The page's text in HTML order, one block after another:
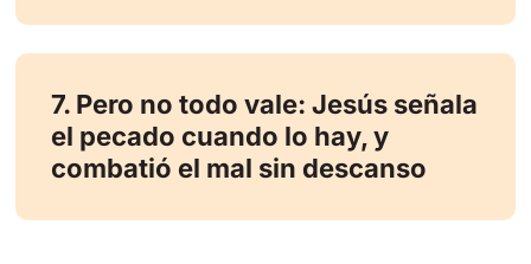
7. Pero no todo vale: Jesús señala
el pecado cuando lo hay, y
combatió el mal sin descanso